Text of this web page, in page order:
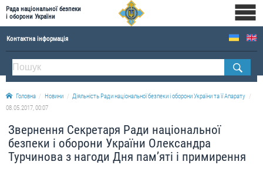
Рада національної безпеки
і оборони України
Контактна інформація
ПРО РНБОУ
Склад Ради національної безпеки і оборони України
Апарат Ради національної безпеки і оборони України
Історична довідка про діяльність Ради національної безпеки і оборони України
ОФІЦІЙНІ ДОКУМЕНТИ
Головна Новини
Діяльність Ради національної безпеки і оборони України та її Апарату
08.05.2017, 00:07
Звернення Секретаря Ради національної
безпеки і оборони України Олександра
Турчинова з нагоди Дня пам’яті і примирення